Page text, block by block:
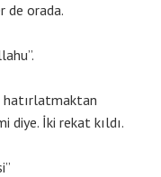
de orada.
hatırlatmaktan
diye. İki rekat kıldı.